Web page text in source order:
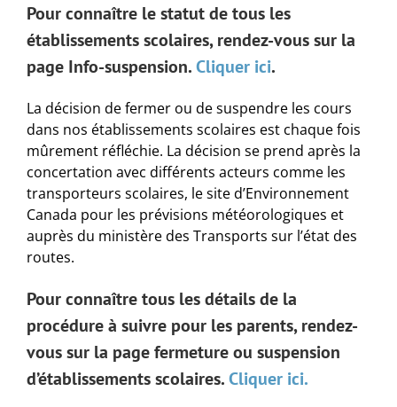
Pour connaître le statut de tous les
établissements scolaires, rendez-vous sur la
page Info-suspension.Cliquer ici.
La décision de fermer ou de suspendre les cours
dans nos établissements scolaires est chaque fois
mûrement réfléchie. La décision se prend après la
concertation avec différents acteurs comme les
transporteurs scolaires, le site d’Environnement
Canada pour les prévisions météorologiques et
auprès du ministère des Transports sur l’état des
routes.
Pour connaître tous les détails de la
procédure à suivre pour les parents, rendez-
vous sur la page fermeture ou suspension
d’établissements scolaires.Cliquer ici.